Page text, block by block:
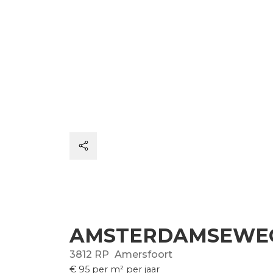
3812 RP Amersfoort
€ 95 per m² per jaar